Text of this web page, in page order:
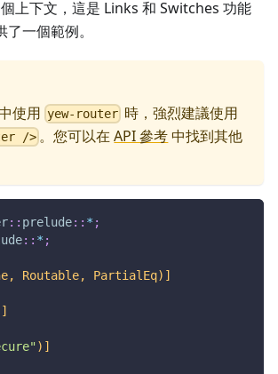
上下文，這是 Links 和 Switches 功能
一個範例。
使用 yew-router 時，強烈建議使用
/> 。您可以在API 參考中找到其他
:: prelude:: * ;
:: * ;
Routable, PartialEq)]
)]